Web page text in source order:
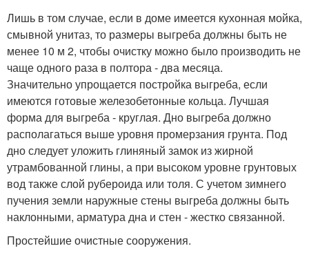
Лишь в том случае, если в доме имеется кухонная мойка,
смывной унитаз, то размеры выгреба должны быть не
менее 10 м 2, чтобы очистку можно было производить не
чаще одного раза в полтора - два месяца.
Значительно упрощается постройка выгреба, если
имеются готовые железобетонные кольца. Лучшая
форма для выгреба - круглая. Дно выгреба должно
располагаться выше уровня промерзания грунта. Под
дно следует уложить глиняный замок из жирной
утрамбованной глины, а при высоком уровне грунтовых
вод также слой рубероида или толя. С учетом зимнего
пучения земли наружные стены выгреба должны быть
наклонными, арматура дна и стен - жестко связанной.
Простейшие очистные сооружения.